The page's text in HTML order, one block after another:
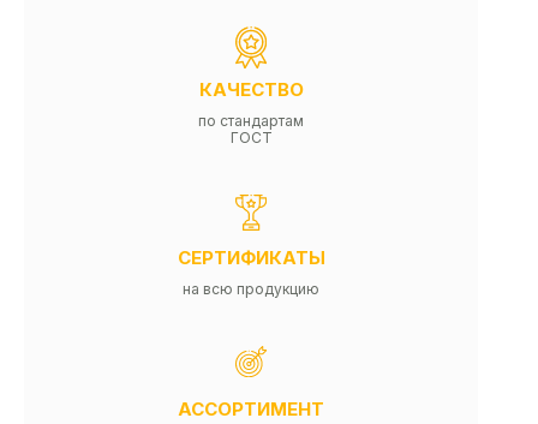
КАЧЕСТВО
по стандартам
ГОСТ
СЕРТИФИКАТЫ
на всю продукцию
АССОРТИМЕНТ